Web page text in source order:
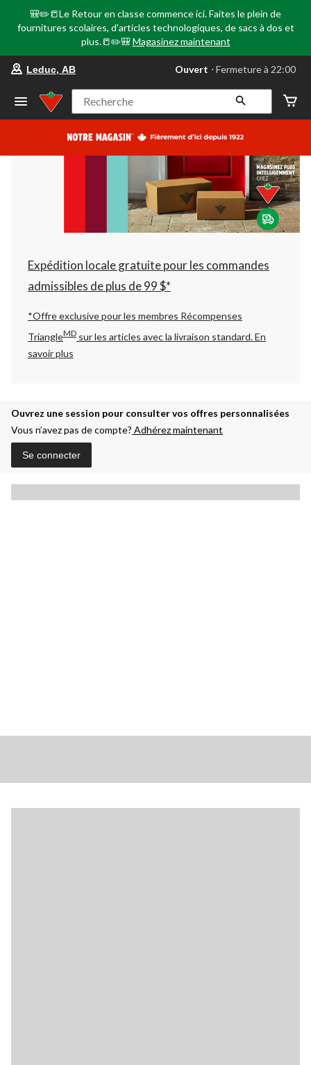
🎒✏️📒Le Retour en classe commence ici. Faites le plein de
fournitures scolaires, d'articles technologiques, de sacs à dos et
plus.📒✏️🎒 Magasinez maintenant
votre
préféré
Leduc,
AB,
courament
Fermeture
à
22:00
cliquer
pour
changer
Leduc, AB Ouvert ⋅ Fermeture à 22:00
Recherche
Expédition locale gratuite pour les commandes
admissibles de plus de 99 $*
*Offre exclusive pour les membres Récompenses
TriangleMD sur les articles avec la livraison standard.En
savoir plus
Ouvrez une session pour consulter vos offres personnalisées
Vous n’avez pas de compte? Adhérez maintenant
Se connecter